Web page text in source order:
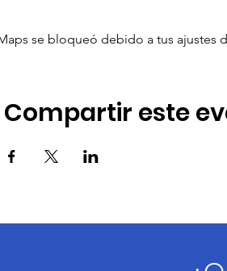
se bloqueó debido a tus ajustes
Compartir este